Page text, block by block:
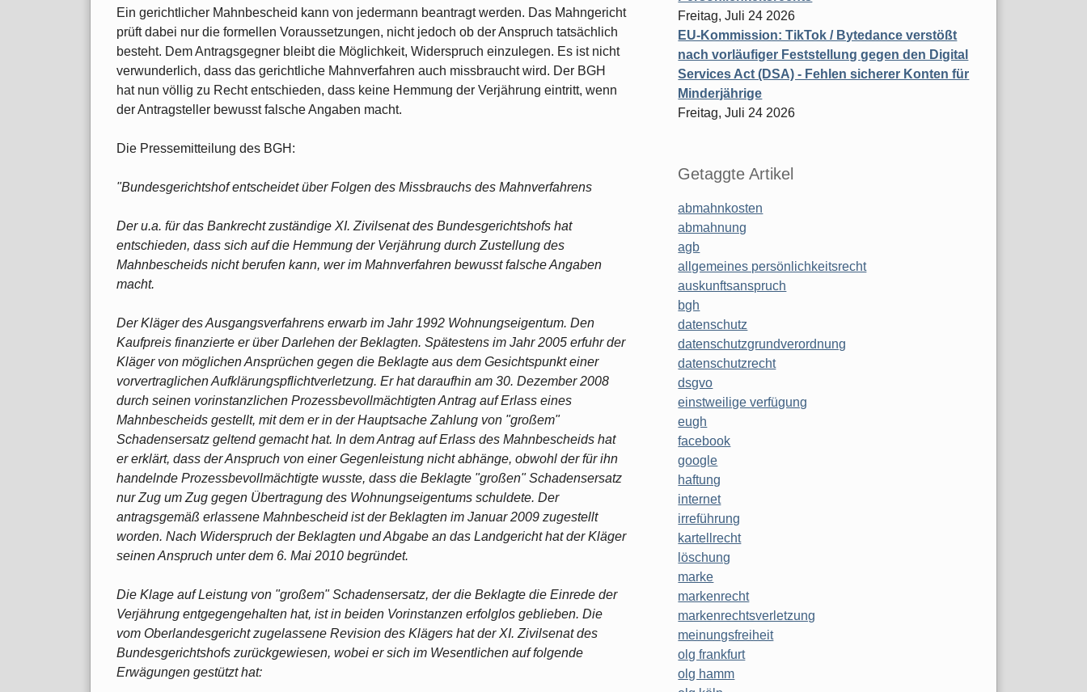
Ein gerichtlicher Mahnbescheid kann von jedermann beantragt werden. Das Mahngericht
prüft dabei nur die formellen Voraussetzungen, nicht jedoch ob der Anspruch tatsächlich
besteht. Dem Antragsgegner bleibt die Möglichkeit, Widerspruch einzulegen. Es ist nicht
verwunderlich, dass das gerichtliche Mahnverfahren auch missbraucht wird. Der BGH
hat nun völlig zu Recht entschieden, dass keine Hemmung der Verjährung eintritt, wenn
der Antragsteller bewusst falsche Angaben macht.
Die Pressemitteilung des BGH:
"Bundesgerichtshof entscheidet über Folgen des Missbrauchs des Mahnverfahrens
Der u.a. für das Bankrecht zuständige XI. Zivilsenat des Bundesgerichtshofs hat
entschieden, dass sich auf die Hemmung der Verjährung durch Zustellung des
Mahnbescheids nicht berufen kann, wer im Mahnverfahren bewusst falsche Angaben
macht.
Der Kläger des Ausgangsverfahrens erwarb im Jahr 1992 Wohnungseigentum. Den
Kaufpreis finanzierte er über Darlehen der Beklagten. Spätestens im Jahr 2005 erfuhr der
Kläger von möglichen Ansprüchen gegen die Beklagte aus dem Gesichtspunkt einer
vorvertraglichen Aufklärungspflichtverletzung. Er hat daraufhin am 30. Dezember 2008
durch seinen vorinstanzlichen Prozessbevollmächtigten Antrag auf Erlass eines
Mahnbescheids gestellt, mit dem er in der Hauptsache Zahlung von "großem"
Schadensersatz geltend gemacht hat. In dem Antrag auf Erlass des Mahnbescheids hat
er erklärt, dass der Anspruch von einer Gegenleistung nicht abhänge, obwohl der für ihn
handelnde Prozessbevollmächtigte wusste, dass die Beklagte "großen" Schadensersatz
nur Zug um Zug gegen Übertragung des Wohnungseigentums schuldete. Der
antragsgemäß erlassene Mahnbescheid ist der Beklagten im Januar 2009 zugestellt
worden. Nach Widerspruch der Beklagten und Abgabe an das Landgericht hat der Kläger
seinen Anspruch unter dem 6. Mai 2010 begründet.
Die Klage auf Leistung von "großem" Schadensersatz, der die Beklagte die Einrede der
Verjährung entgegengehalten hat, ist in beiden Vorinstanzen erfolglos geblieben. Die
vom Oberlandesgericht zugelassene Revision des Klägers hat der XI. Zivilsenat des
Bundesgerichtshofs zurückgewiesen, wobei er sich im Wesentlichen auf folgende
Erwägungen gestützt hat:
Freitag, Juli 24 2026
EU-Kommission: TikTok / Bytedance verstößt
nach vorläufiger Feststellung gegen den Digital
Services Act (DSA) - Fehlen sicherer Konten für
Minderjährige
Freitag, Juli 24 2026
Getaggte Artikel
abmahnkosten
abmahnung
agb
allgemeines persönlichkeitsrecht
auskunftsanspruch
bgh
datenschutz
datenschutzgrundverordnung
datenschutzrecht
dsgvo
einstweilige verfügung
eugh
facebook
google
haftung
internet
irreführung
kartellrecht
löschung
marke
markenrecht
markenrechtsverletzung
meinungsfreiheit
olg frankfurt
olg hamm